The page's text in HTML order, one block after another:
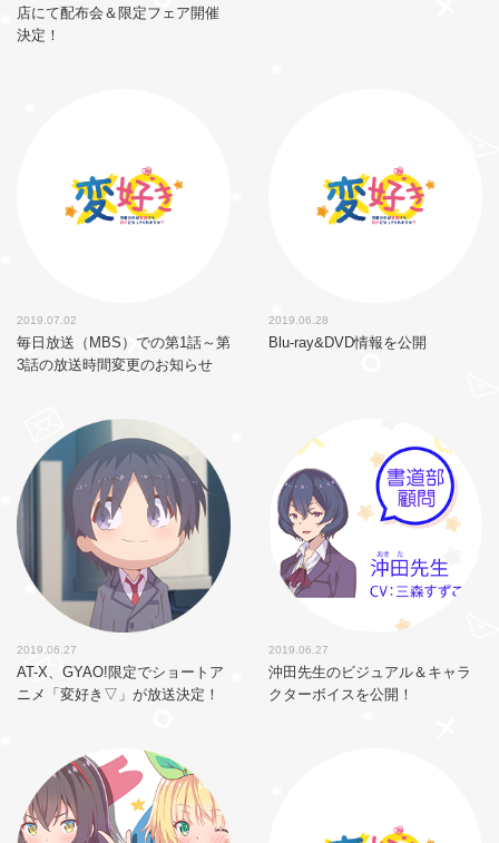
店にて配布会＆限定フェア開催
決定！
2019.07.02
毎日放送（MBS）での第1話～第
3話の放送時間変更のお知らせ
2019.06.28
Blu-ray&DVD情報を公開
2019.06.27
AT-X、GYAO!限定でショートア
ニメ「変好き▽」が放送決定！
2019.06.27
沖田先生のビジュアル＆キャラ
クターボイスを公開！